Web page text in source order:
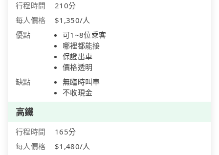
行程時間
210分
每人價格
$1,350/人
優點
可1~8位乘客
哪裡都能接
保證出車
價格透明
缺點
無臨時叫車
不收現金
高鐵
行程時間
165分
每人價格
$1,480/人